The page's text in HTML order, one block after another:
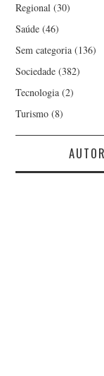
Regional (30)
Saúde (46)
Sem categoria (136)
Sociedade (382)
Tecnologia (2)
Turismo (8)